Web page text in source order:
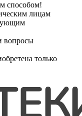
способом!
лицам
вопросы
только